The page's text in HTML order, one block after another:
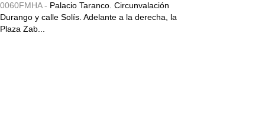
0060FMHA - Palacio Taranco. Circunvalación
Durango y calle Solís. Adelante a la derecha, la
Plaza Zab...